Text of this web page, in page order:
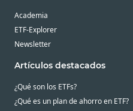
Academia
ETF-Explorer
Newsletter
Artículos destacados
¿Qué son los ETFs?
¿Qué es un plan de ahorro en ETF?